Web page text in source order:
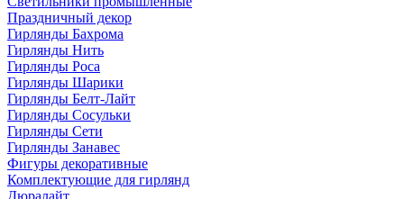
Праздничный декор
Гирлянды Бахрома
Гирлянды Нить
Гирлянды Роса
Гирлянды Шарики
Гирлянды Белт-Лайт
Гирлянды Сосульки
Гирлянды Сети
Гирлянды Занавес
Фигуры декоративные
Комплектующие для гирлянд
Дюралайт